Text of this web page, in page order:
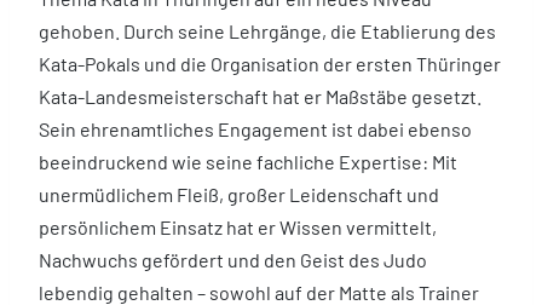
gehoben. Durch seine Lehrgänge, die Etablierung des
Kata-Pokals und die Organisation der ersten Thüringer
Kata-Landesmeisterschaft hat er Maßstäbe gesetzt.
Sein ehrenamtliches Engagement ist dabei ebenso
beeindruckend wie seine fachliche Expertise: Mit
unermüdlichem Fleiß, großer Leidenschaft und
persönlichem Einsatz hat er Wissen vermittelt,
Nachwuchs gefördert und den Geist des Judo
lebendig gehalten – sowohl auf der Matte als Trainer